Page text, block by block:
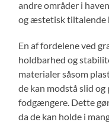
andre områder i
og æstetisk tiltalende
En af fordelene ved
holdbarhed og
materialer såsom
de kan modstå slid
fodgængere. Dette
da de kan holde i